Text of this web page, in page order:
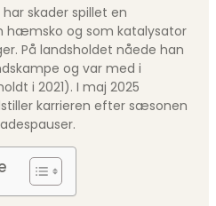
skader spillet en
hæmsko og som katalysator
På landsholdet nåede han
og var med i
i 2021). I maj 2025
karrieren efter sæsonen